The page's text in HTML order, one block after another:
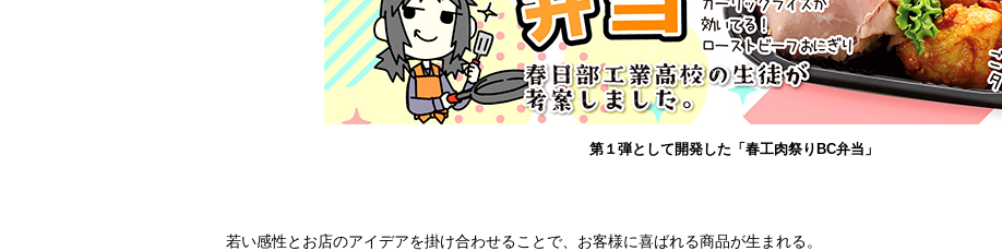
第１弾として開発した「春工肉祭りBC弁当」
若い感性とお店のアイデアを掛け合わせることで、お客様に喜ばれる商品が生まれる。